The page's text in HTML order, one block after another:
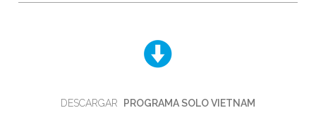
DESCARGAR PROGRAMA SOLO VIETNAM